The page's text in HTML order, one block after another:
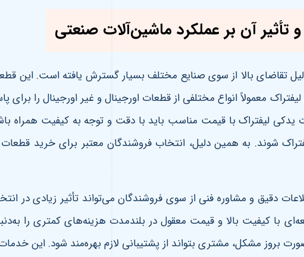
آن بر عملکرد ماشین‌آلات صنعتی
تقاضای بالا از سوی صنایع مختلف بسیار گسترش یافته است. این
معمولاً انواع مختلفی از قطعات اورجینال و غیر اورجینال را
یدکی لیفتراک با قیمت مناسب باید با دقت و توجه به کیفیت
شوند. به همین دلیل، انتخاب فروشندگان معتبر برای خرید
دقیق و مشاوره فنی از سوی فروشندگان می‌تواند تأثیر زیادی در
با کیفیت بالا و قیمت معقول در بلندمدت هزینه‌های کمتری را
بروز مشکل، مشتری بتواند از پشتیبانی لازم بهره‌مند شود. این